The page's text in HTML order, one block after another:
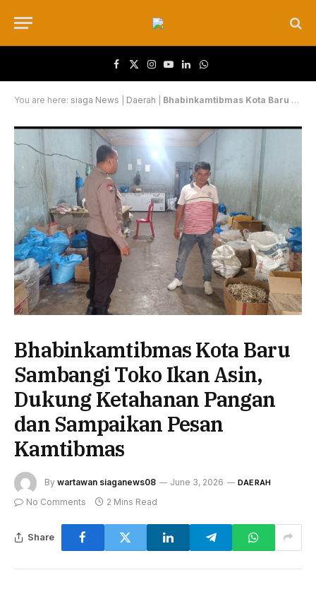
Facebook
X (Twitter)
Instagram
YouTube
LinkedInWhatsApp
You are here: siaga News Daerah Bhabinkamtibmas Kota Baru Sambangi Toko Ikan Asin, Dukung Ketahanan Pangan dan Sampaikan Pesan Kamtibmas
Bhabinkamtibmas Kota Baru
Sambangi Toko Ikan Asin,
Dukung Ketahanan Pangan
dan Sampaikan Pesan
Kamtibmas
By wartawan siaganews08 June 3, 2026 DAERAH
No Comments 2 Mins Read
Share